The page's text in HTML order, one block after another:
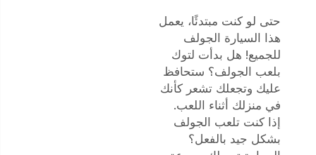
حتى لو كنت مبتدئًا، يعمل
هذا السيارة الجولف
للجميع! هل بدأت لتوك
بلعب الجولف؟ ستحافظ
عليك وتجعلك تشعر كأنك
في منزلك أثناء اللعب.
إذا كنت تلعب الجولف
بشكل جيد بالفعل؟